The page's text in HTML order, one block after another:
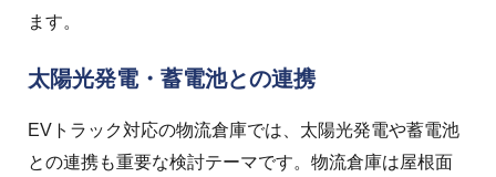
ます。
太陽光発電・蓄電池との連携
EVトラック対応の物流倉庫では、太陽光発電や蓄電池
との連携も重要な検討テーマです。 物流倉庫は屋根面